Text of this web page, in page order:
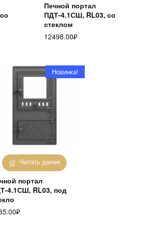
Печной портал
ПДТ-4.1СШ, RL03, со
стеклом
12498.00₽
Читать далее
Новинка!
портал
4.1СШ, RL03, под
₽